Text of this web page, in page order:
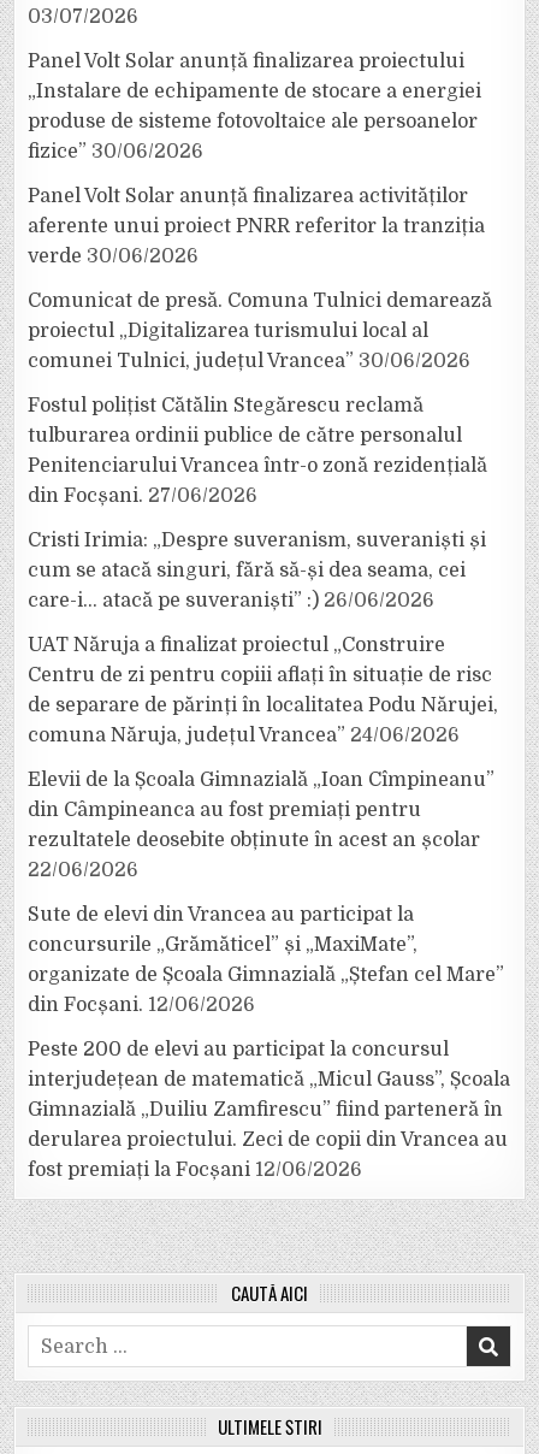
03/07/2026
Panel Volt Solar anunță finalizarea proiectului
„Instalare de echipamente de stocare a energiei
produse de sisteme fotovoltaice ale persoanelor
fizice” 30/06/2026
Panel Volt Solar anunță finalizarea activităților
aferente unui proiect PNRR referitor la tranziția
verde 30/06/2026
Comunicat de presă. Comuna Tulnici demarează
proiectul „Digitalizarea turismului local al
comunei Tulnici, județul Vrancea” 30/06/2026
Fostul polițist Cătălin Stegărescu reclamă
tulburarea ordinii publice de către personalul
Penitenciarului Vrancea într-o zonă rezidențială
din Focșani. 27/06/2026
Cristi Irimia: „Despre suveranism, suveraniști și
cum se atacă singuri, fără să-și dea seama, cei
care-i… atacă pe suveraniști” :) 26/06/2026
UAT Năruja a finalizat proiectul „Construire
Centru de zi pentru copiii aflați în situație de risc
de separare de părinți în localitatea Podu Nărujei,
comuna Năruja, județul Vrancea” 24/06/2026
Elevii de la Școala Gimnazială „Ioan Cîmpineanu”
din Câmpineanca au fost premiați pentru
rezultatele deosebite obținute în acest an școlar
22/06/2026
Sute de elevi din Vrancea au participat la
concursurile „Grămăticel” și „MaxiMate”,
organizate de Școala Gimnazială „Ștefan cel Mare”
din Focșani. 12/06/2026
Peste 200 de elevi au participat la concursul
interjudețean de matematică „Micul Gauss”, Școala
Gimnazială „Duiliu Zamfirescu” fiind parteneră în
derularea proiectului. Zeci de copii din Vrancea au
fost premiați la Focșani 12/06/2026
CAUTĂ AICI
Search
for:
ULTIMELE ȘTIRI